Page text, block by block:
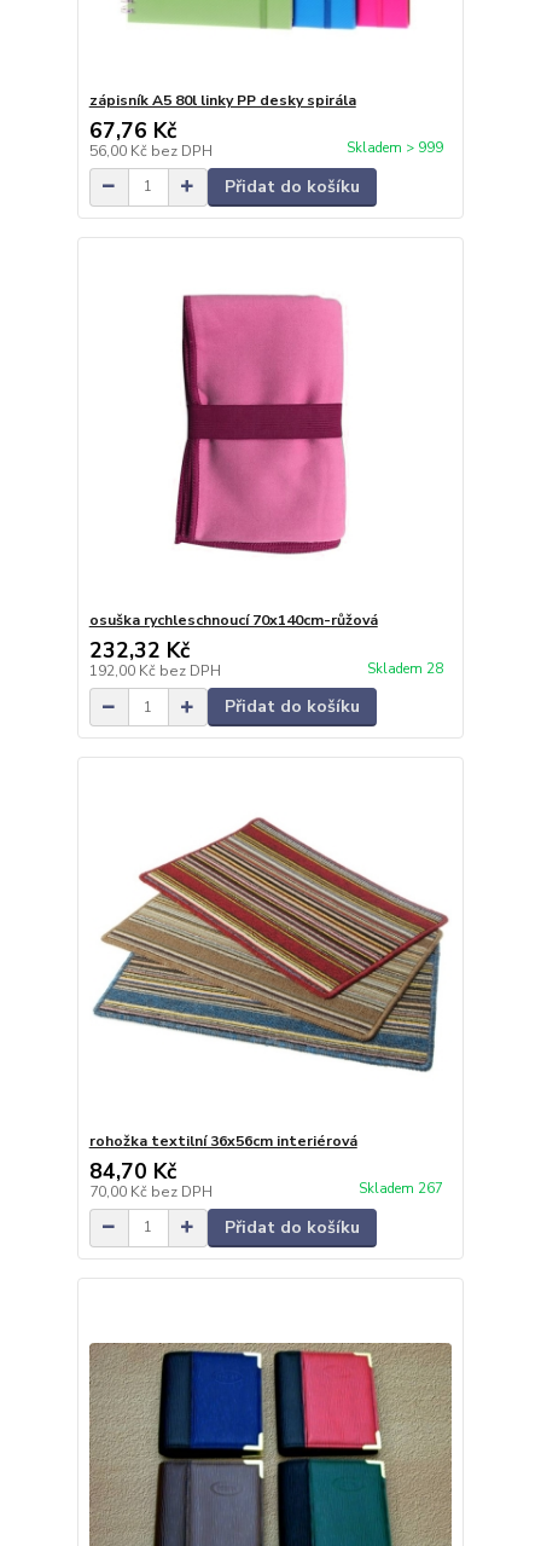
zápisník A5 80l linky PP desky spirála
67,76 Kč
56,00 Kč bez DPH Skladem > 999
Přidat do košíku
osuška rychleschnoucí 70x140cm-růžová
232,32 Kč
192,00 Kč bez DPH Skladem 28
Přidat do košíku
rohožka textilní 36x56cm interiérová
84,70 Kč
70,00 Kč bez DPH Skladem 267
Přidat do košíku